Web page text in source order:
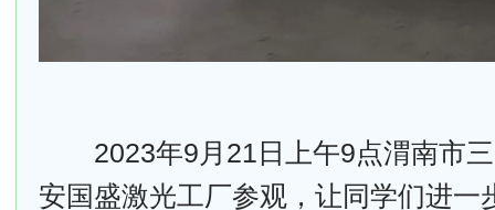
2023年9月21日上午9点渭南市三
安国盛激光工厂参观，让同学们进一